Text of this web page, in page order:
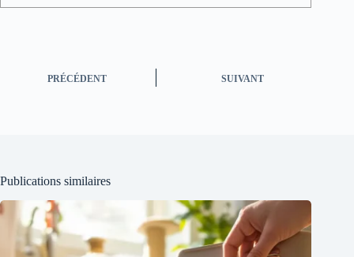
PRÉCÉDENT SUIVANT
Publications similaires